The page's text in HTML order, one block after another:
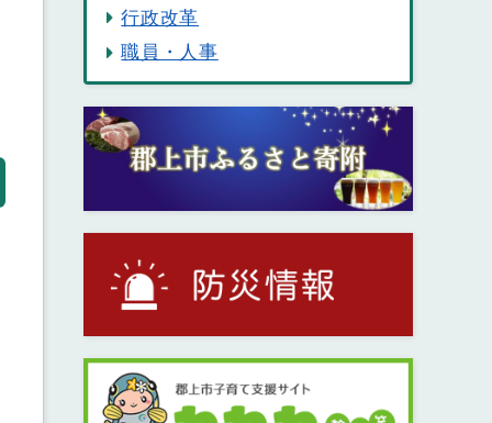
行政改革
職員・人事